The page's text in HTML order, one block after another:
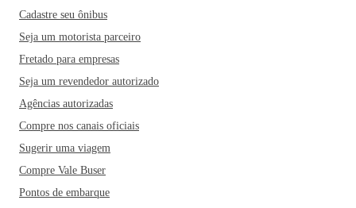
Cadastre seu ônibus
Seja um motorista parceiro
Fretado para empresas
Seja um revendedor autorizado
Agências autorizadas
Compre nos canais oficiais
Sugerir uma viagem
Compre Vale Buser
Pontos de embarque